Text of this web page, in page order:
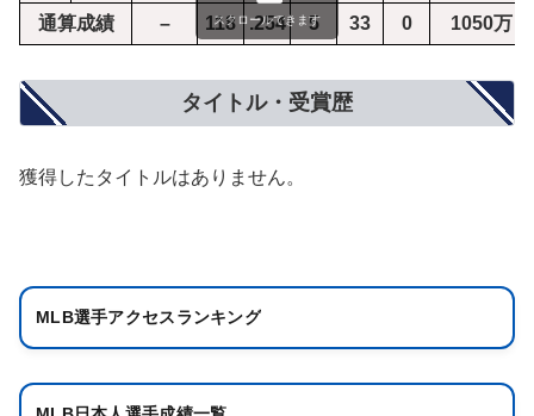
通算成績 – 118 .254 5 33 0 1050万
スクロールできます
タイトル・受賞歴
獲得したタイトルはありません。
MLB選手アクセスランキング